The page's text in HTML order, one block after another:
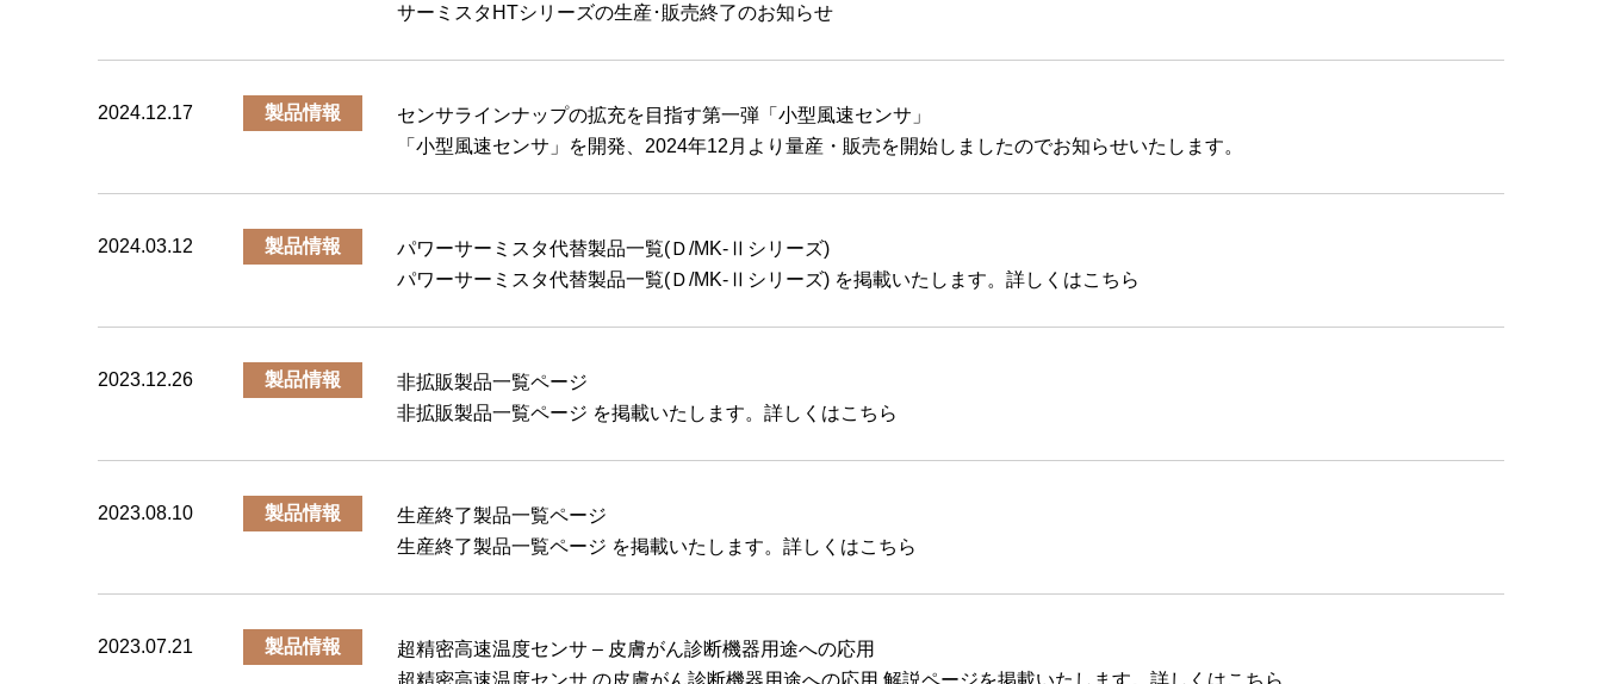
サーミスタHTシリーズの生産･販売終了のお知らせ
2024.12.17 製品情報
センサラインナップの拡充を目指す第一弾「小型風速センサ」
「小型風速センサ」を開発、2024年12月より量産・販売を開始しましたのでお知らせいたします。
2024.03.12 製品情報
パワーサーミスタ代替製品一覧(Ｄ/MK‐Ⅱシリーズ)
パワーサーミスタ代替製品一覧(Ｄ/MK‐Ⅱシリーズ) を掲載いたします。詳しくはこちら
2023.12.26 製品情報
非拡販製品一覧ページ
非拡販製品一覧ページ を掲載いたします。詳しくはこちら
2023.08.10 製品情報
生産終了製品一覧ページ
生産終了製品一覧ページ を掲載いたします。詳しくはこちら
2023.07.21 製品情報
超精密高速温度センサ – 皮膚がん診断機器用途への応用
超精密高速温度センサ の皮膚がん診断機器用途への応用 解説ページを掲載いたします。詳しくはこちら